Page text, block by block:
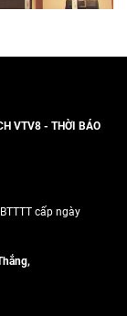
VTV8 - THỜI BÁO
cấp ngày
,